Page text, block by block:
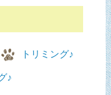
トリミング♪
♪